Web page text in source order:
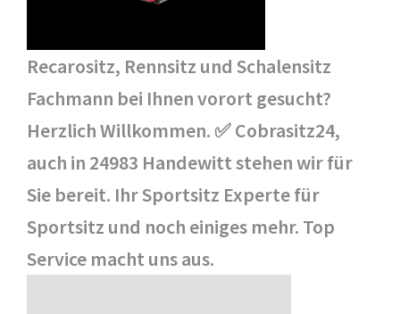
Recarositz, Rennsitz und Schalensitz
Fachmann bei Ihnen vorort gesucht?
Herzlich Willkommen. ✅ Cobrasitz24,
auch in 24983 Handewitt stehen wir für
Sie bereit. Ihr Sportsitz Experte für
Sportsitz und noch einiges mehr. Top
Service macht uns aus.